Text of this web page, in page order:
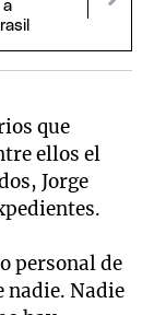
a
que
ellos el
Jorge
personal de
nadie. Nadie